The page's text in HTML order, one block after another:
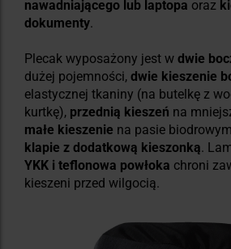
nawadniającego lub laptopa oraz
dokumenty.
Plecak wyposażony jest w dwie
dużej pojemności, dwie kieszenie
elastycznej tkaniny (na butelkę z
kurtkę), przednią kieszeń na
małe kieszenie na pasie
klapie z dodatkową kieszonką.
YKK i teflonowa powłoka chroni
kieszeni przed wilgocią.